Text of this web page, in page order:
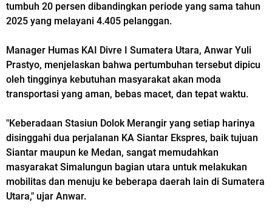
tumbuh 20 persen dibandingkan periode yang sama tahun
2025 yang melayani 4.405 pelanggan.
Manager Humas KAI Divre I Sumatera Utara, Anwar Yuli
Prastyo, menjelaskan bahwa pertumbuhan tersebut dipicu
oleh tingginya kebutuhan masyarakat akan moda
transportasi yang aman, bebas macet, dan tepat waktu.
"Keberadaan Stasiun Dolok Merangir yang setiap harinya
disinggahi dua perjalanan KA Siantar Ekspres, baik tujuan
Siantar maupun ke Medan, sangat memudahkan
masyarakat Simalungun bagian utara untuk melakukan
mobilitas dan menuju ke beberapa daerah lain di Sumatera
Utara," ujar Anwar.